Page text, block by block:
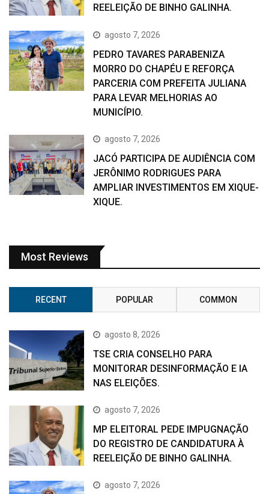
REELEIÇÃO DE BINHO GALINHA.
agosto 7, 2026
PEDRO TAVARES PARABENIZA
MORRO DO CHAPÉU E REFORÇA
PARCERIA COM PREFEITA JULIANA
PARA LEVAR MELHORIAS AO
MUNICÍPIO.
agosto 7, 2026
JACÓ PARTICIPA DE AUDIÊNCIA COM
JERÔNIMO RODRIGUES PARA
AMPLIAR INVESTIMENTOS EM XIQUE-
XIQUE.
Most Reviews
RECENT POPULAR COMMON
agosto 8, 2026
TSE CRIA CONSELHO PARA
MONITORAR DESINFORMAÇÃO E IA
NAS ELEIÇÕES.
agosto 7, 2026
MP ELEITORAL PEDE IMPUGNAÇÃO
DO REGISTRO DE CANDIDATURA À
REELEIÇÃO DE BINHO GALINHA.
agosto 7, 2026